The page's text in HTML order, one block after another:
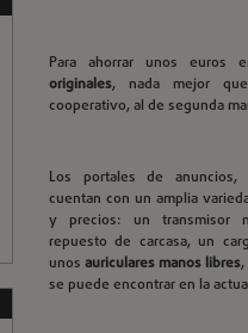
Para ahorrar unos euros
originales, nada mejor
cooperativo, al de segunda
Los portales de anuncios,
cuentan con un amplia
y precios: un transmisor
repuesto de carcasa, un
unos auriculares manos libres,
se puede encontrar en la